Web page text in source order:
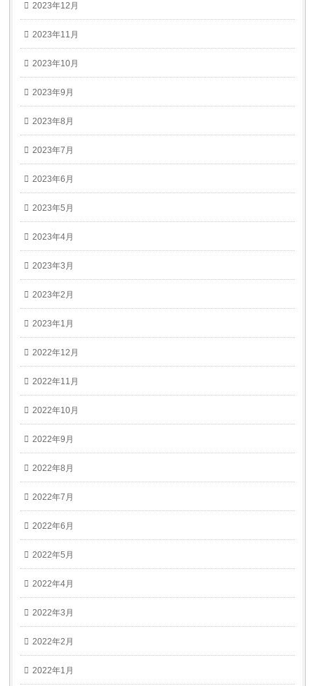
2023年12月
2023年11月
2023年10月
2023年9月
2023年8月
2023年7月
2023年6月
2023年5月
2023年4月
2023年3月
2023年2月
2023年1月
2022年12月
2022年11月
2022年10月
2022年9月
2022年8月
2022年7月
2022年6月
2022年5月
2022年4月
2022年3月
2022年2月
2022年1月